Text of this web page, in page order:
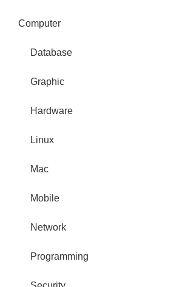
Computer
Database
Graphic
Hardware
Linux
Mac
Mobile
Network
Programming